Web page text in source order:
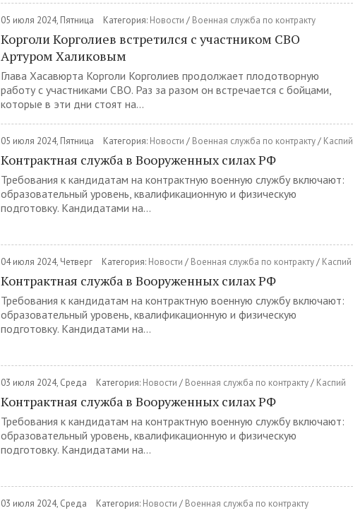
05 июля 2024, Пятница Категория: Новости / Военная служба по контракту
Корголи Корголиев встретился с участником СВО
Артуром Халиковым
Глава Хасавюрта Корголи Корголиев продолжает плодотворную
работу с участниками СВО. Раз за разом он встречается с бойцами,
которые в эти дни стоят на...
05 июля 2024, Пятница Категория: Новости / Военная служба по контракту/ Каспий
Контрактная служба в Вооруженных силах РФ
Требования к кандидатам на контрактную военную службу включают:
образовательный уровень, квалификационную и физическую
подготовку. Кандидатами на...
04 июля 2024, Четверг Категория: Новости / Военная служба по контракту/ Каспий
Контрактная служба в Вооруженных силах РФ
Требования к кандидатам на контрактную военную службу включают:
образовательный уровень, квалификационную и физическую
подготовку. Кандидатами на...
03 июля 2024, Среда Категория: Новости / Военная служба по контракту/ Каспий
Контрактная служба в Вооруженных силах РФ
Требования к кандидатам на контрактную военную службу включают:
образовательный уровень, квалификационную и физическую
подготовку. Кандидатами на...
03 июля 2024, Среда Категория: Новости / Военная служба по контракту